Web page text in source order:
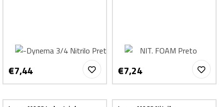
€7,44 €7,24